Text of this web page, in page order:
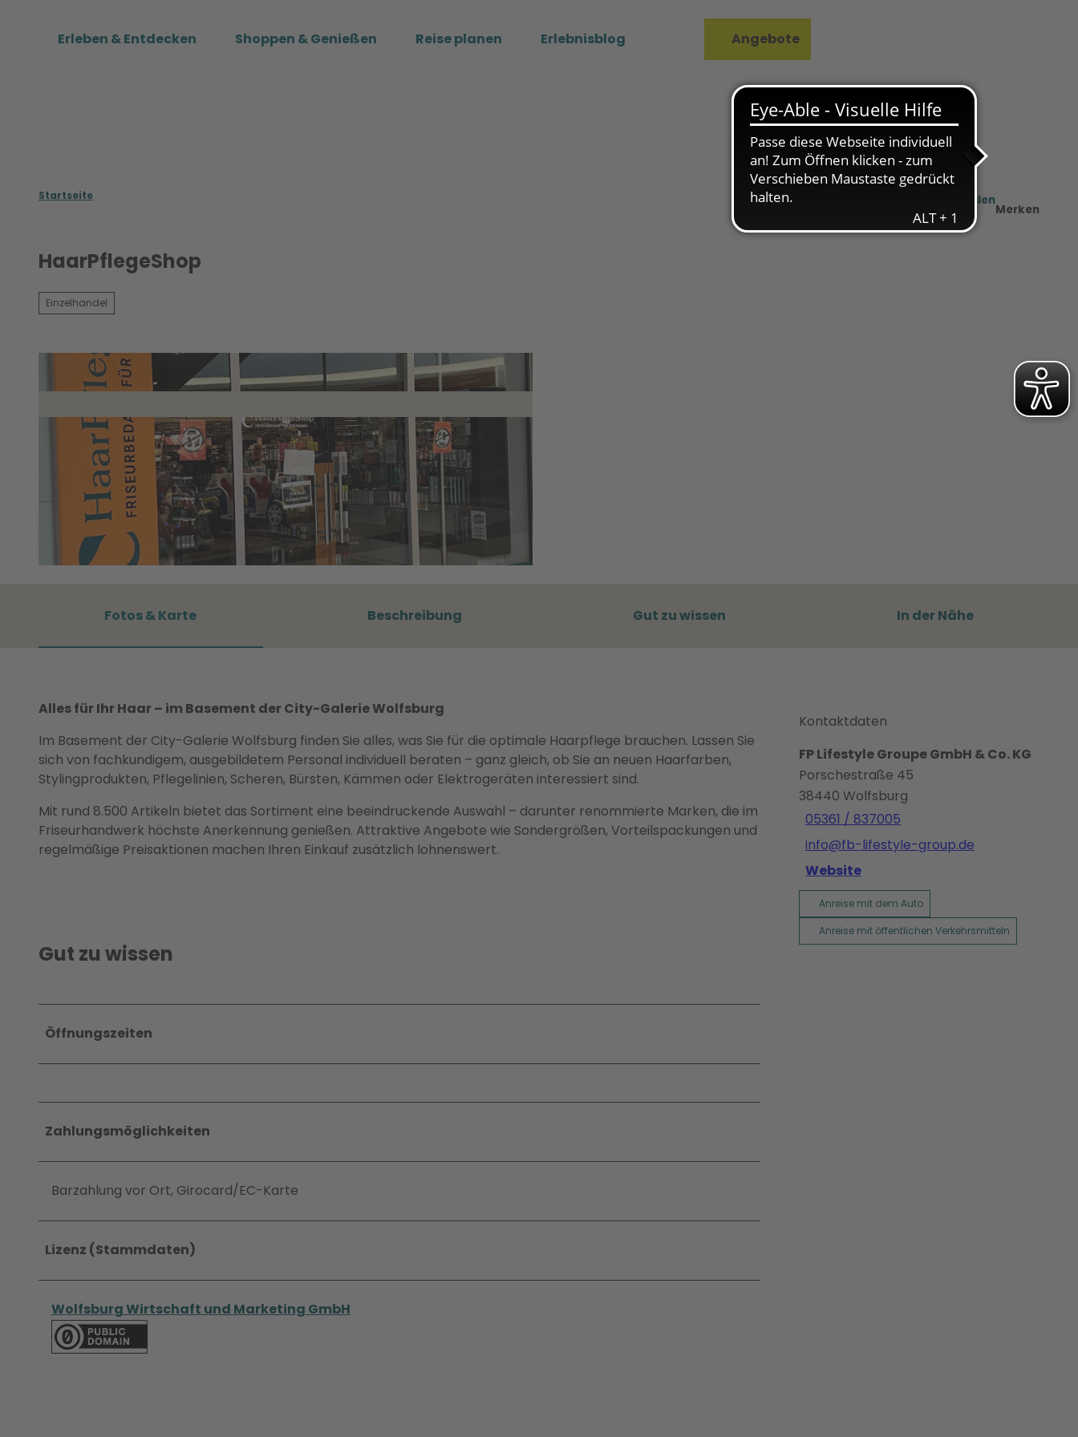
Erleben & Entdecken Shoppen & Genießen Reise planen Erlebnisblog Angebote
Startseite
PDF
Teilen
Merken
HaarPflegeShop
Einzelhandel
Fotos & Karte Beschreibung Gut zu wissen In der Nähe
Alles für Ihr Haar – im Basement der City-Galerie Wolfsburg
Im Basement der City-Galerie Wolfsburg finden Sie alles, was Sie für die optimale Haarpflege brauchen. Lassen Sie
sich von fachkundigem, ausgebildetem Personal individuell beraten – ganz gleich, ob Sie an neuen Haarfarben,
Stylingprodukten, Pflegelinien, Scheren, Bürsten, Kämmen oder Elektrogeräten interessiert sind.
Mit rund 8.500 Artikeln bietet das Sortiment eine beeindruckende Auswahl – darunter renommierte Marken, die im
Friseurhandwerk höchste Anerkennung genießen. Attraktive Angebote wie Sondergrößen, Vorteilspackungen und
regelmäßige Preisaktionen machen Ihren Einkauf zusätzlich lohnenswert.
Gut zu wissen
Öffnungszeiten
Zahlungsmöglichkeiten
Barzahlung vor Ort, Girocard/EC-Karte
Lizenz (Stammdaten)
Wolfsburg Wirtschaft und Marketing GmbH
Kontaktdaten
FP Lifestyle Groupe GmbH & Co. KG
Porschestraße 45
38440 Wolfsburg
05361 / 837005
info@fb-lifestyle-group.de
Website
Anreise mit dem Auto
Anreise mit öffentlichen Verkehrsmitteln